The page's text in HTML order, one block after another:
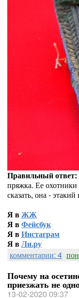
Правильный ответ:
пряжка. Ее
сказать, она -
Я вЖЖ
Я вФейсбук
Я вИнстаграм
Я вЛи.ру
комментарии: 4
Почему на
приезжать не
13-02-2020 09:37